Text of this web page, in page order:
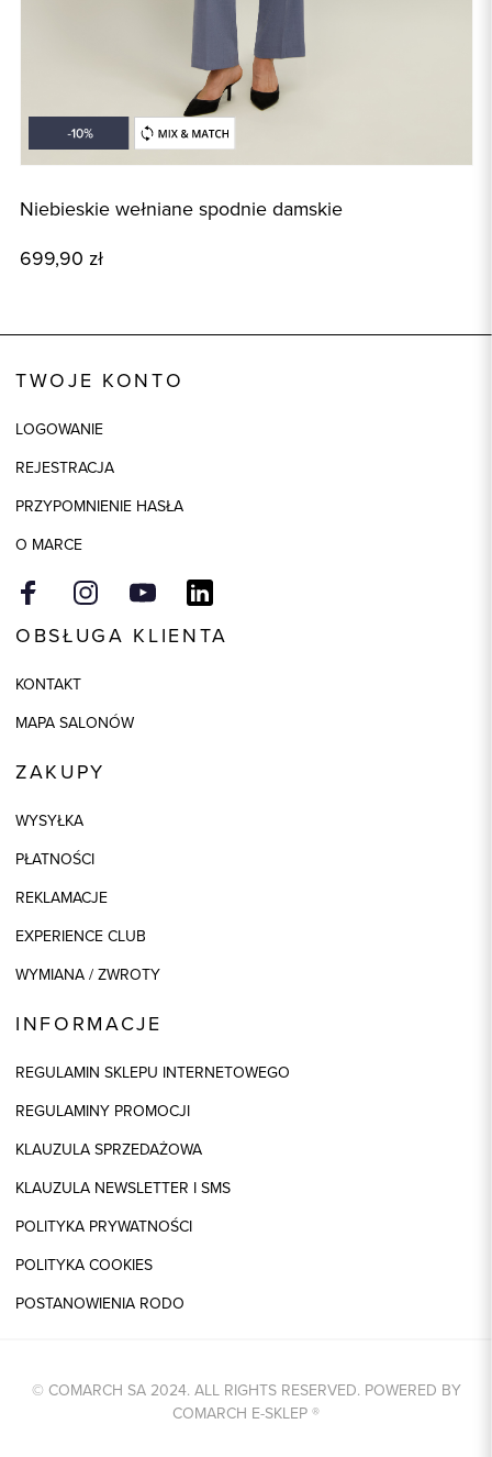
Niebieskie wełniane spodnie damskie
699,90 zł
TWOJE KONTO
LOGOWANIE
REJESTRACJA
PRZYPOMNIENIE HASŁA
O MARCE
OBSŁUGA KLIENTA
KONTAKT
MAPA SALONÓW
ZAKUPY
WYSYŁKA
PŁATNOŚCI
REKLAMACJE
EXPERIENCE CLUB
WYMIANA / ZWROTY
INFORMACJE
REGULAMIN SKLEPU INTERNETOWEGO
REGULAMINY PROMOCJI
KLAUZULA SPRZEDAŻOWA
KLAUZULA NEWSLETTER I SMS
POLITYKA PRYWATNOŚCI
POLITYKA COOKIES
POSTANOWIENIA RODO
© COMARCH SA 2024. ALL RIGHTS RESERVED. POWERED BY
COMARCH E-SKLEP ®